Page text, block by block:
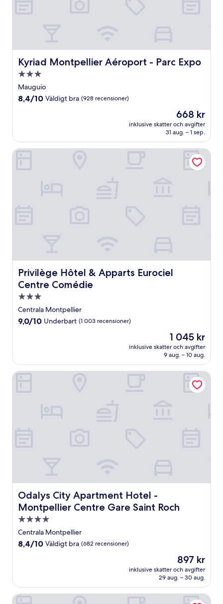
Kyriad Montpellier Aéroport - Parc Expo
Kyriad Montpellier Aéroport - Parc Expo
3.0-
stjärnigt
boende
Mauguio
8.4
(928 recensioner)
8,4/10 Väldigt bra (928 recensioner)
Priset
är
668 kr
668 kr
inklusive skatter och avgifter
31 aug. – 1 sep.
Privilège Hôtel & Apparts Eurociel
Centre Comédie
Privilège Hôtel & Apparts Eurociel Centre Comédie
3.0-
stjärnigt
boende
Centrala Montpellier
9.0
9,0/10 Underbart (1 003 recensioner)
Priset
är
1 045 kr
1 045 kr
inklusive skatter och avgifter
9 aug. – 10 aug.
Privilège Hôtel & Apparts Eurociel Centre Comédie
Odalys City Apartment Hotel -
Montpellier Centre Gare Saint Roch
Odalys City Apartment Hotel - Montpellier Centre Gare
4.0-
stjärnigt
boende
Centrala Montpellier
8.4
(682 recensioner)
8,4/10 Väldigt bra (682 recensioner)
Priset
är
897 kr
897 kr
inklusive skatter och avgifter
29 aug. – 30 aug.
Odalys City Apartment Hotel - Montpellier Centre Gare
The Originals City, Le Mas de Grille